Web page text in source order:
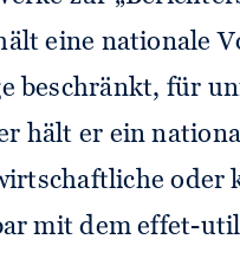
eine nationale
beschränkt, für
hält er ein
oder
mit dem effet-